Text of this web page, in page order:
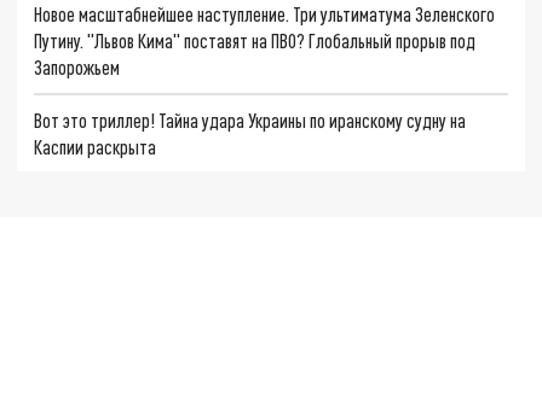
Новое масштабнейшее наступление. Три ультиматума Зеленского
Путину. "Львов Кима" поставят на ПВО? Глобальный прорыв под
Запорожьем
Вот это триллер! Тайна удара Украины по иранскому судну на
Каспии раскрыта